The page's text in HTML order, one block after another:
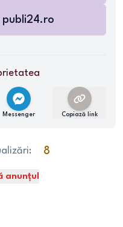
publi24.ro
Messenger Copiază link
8
anunțul